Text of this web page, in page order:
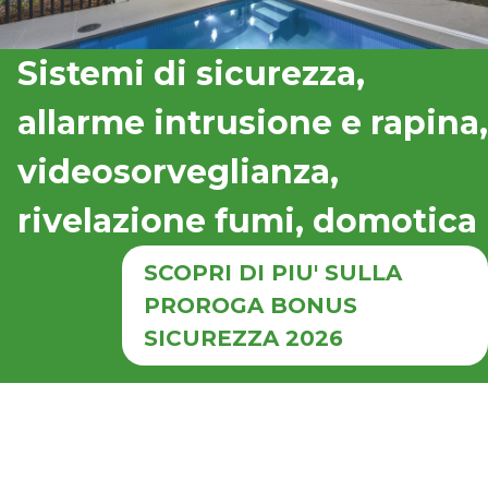
Sistemi di sicurezza,
allarme intrusione e rapina,
videosorveglianza,
rivelazione fumi, domotica
SCOPRI DI PIU' SULLA
PROROGA BONUS
SICUREZZA 2026